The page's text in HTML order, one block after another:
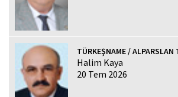
TÜRKEŞNAME / ALPARSLAN
Halim Kaya
20 Tem 2026